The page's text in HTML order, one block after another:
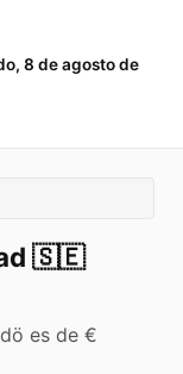
8 de agosto de
🇸🇪
es de €